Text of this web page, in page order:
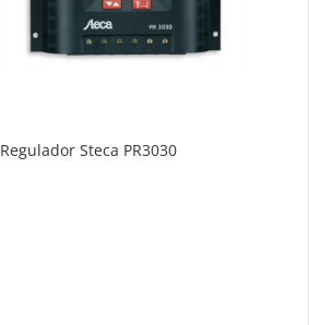
Regulador Steca PR3030